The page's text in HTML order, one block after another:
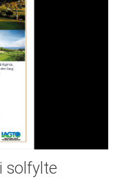
solfylte